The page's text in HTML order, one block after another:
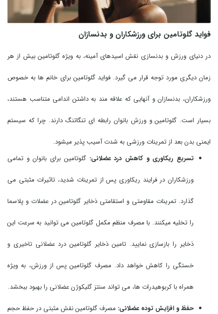
فواید گلوتامین برای ورزشکاران و بدنسازان
در دنیای ورزش و بدنسازی نقش اسیدهای آمینه، به ویژه گلوتامین بیش از هر
زمان دیگری مورد توجه قرار می گیرد. فواید گلوتامین برای خانم ها به خصوص
ورزشکاران، بدنسازان و آنهایی که علاقه مند به داشتن اندامی متناسب هستند،
بسیار است. گلوتامین و ورزش بانوان رابطه ای تنگاتنگ دارند. چرا که سیستم
ایمنی بدن بعد از تمرینات ورزشی به شدت آسیب پذیر میشود.
تسریع ریکاوری و کاهش درد عضلانی: گلوتامین برای بانوان و تمامی
ورزشکاران در فرایند ریکاوری پس از تمرینات شدید، تاثیرات مثبتی می
گذارد. تمرینات مقاومتی و استقامتی ذخایر گلوتامین در عضلات و پلاسما
را تخلیه میکنند. با مصرف منظم مکمل گلوتامین می توانید به سرعت این
ذخایر را بازسازی نمایید. تامین ذخایر گلوتامین درد عضلانی تاخیری و
خستگی را کاهش خواهد داد. مصرف گلوتامین پس از ورزش، به ویژه
همراه با کربوهیدرات ها، می تواند سنتز گلیکوژن عضلانی را بهبود ببخشد.
حفظ و افزایش توده عضلانی: مصرف گلوتامین نقش مثبتی در حفظ حجم